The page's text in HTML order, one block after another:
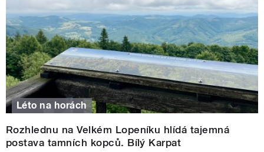
Léto na horách
Rozhlednu na Velkém Lopeníku hlídá tajemná
postava tamních kopců. Bílý Karpat